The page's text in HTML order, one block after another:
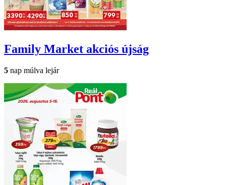
Family Market akciós újság
5 nap múlva lejár